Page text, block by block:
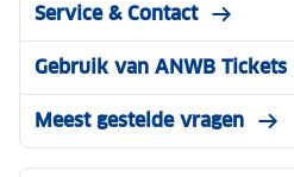
Service & Contact
Gebruik van ANWB Tickets
Meest gestelde vragen